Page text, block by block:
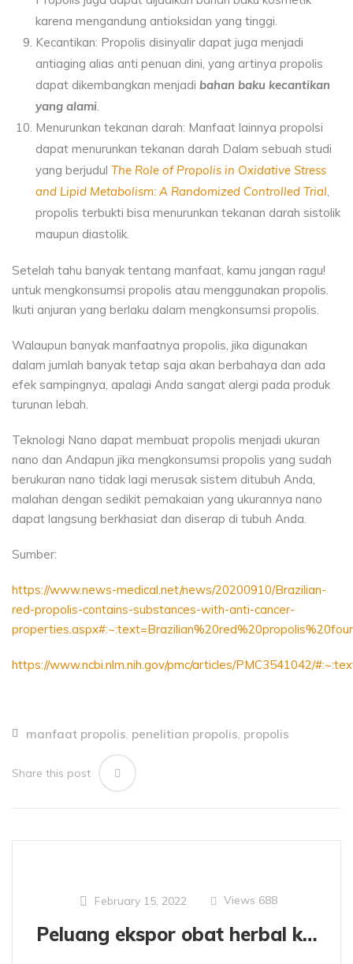
karena mengandung antioksidan yang tinggi.
Kecantikan: Propolis disinyalir dapat juga menjadi
antiaging alias anti penuan dini, yang artinya propolis
dapat dikembangkan menjadi bahan baku kecantikan
yang alami
Menurunkan tekanan darah: Manfaat lainnya propolsi
dapat menurunkan tekanan darah Dalam sebuah studi
yang berjudul The Role of Propolis in Oxidative Stress
and Lipid Metabolism: A Randomized Controlled Trial
propolis terbukti bisa menurunkan tekanan darah sistolik
maupun diastolik.
Setelah tahu banyak tentang manfaat, kamu jangan ragu!
untuk mengkonsumsi propolis atau menggunakan propolis.
Ikuti anjuran yang berlaku dalam mengkonsumsi propolis.
Walaupun banyak manfaatnya propolis, jika digunakan
dalam jumlah banyak tetap saja akan berbahaya dan ada
efek sampingnya, apalagi Anda sangat alergi pada produk
turunan lebah.
Teknologi Nano dapat membuat propolis menjadi ukuran
nano dan Andapun jika mengkonsumsi propolis yang sudah
berukuran nano tidak lagi merusak sistem ditubuh Anda,
malahan dengan sedikit pemakaian yang ukurannya nano
dapat langsung berkhasiat dan diserap di tubuh Anda.
Sumber:
https://www.news-medical.net/news/20200910/Brazilian-
red-propolis-contains-substances-with-anti-cancer-
https://www.ncbi.nlm.nih.gov/pmc/articles/PMC3541042/
manfaat propolis penelitian propolis propolis
Share this post
February 15, 2022 Views 688
Peluang ekspor obat herbal ke manca negara.